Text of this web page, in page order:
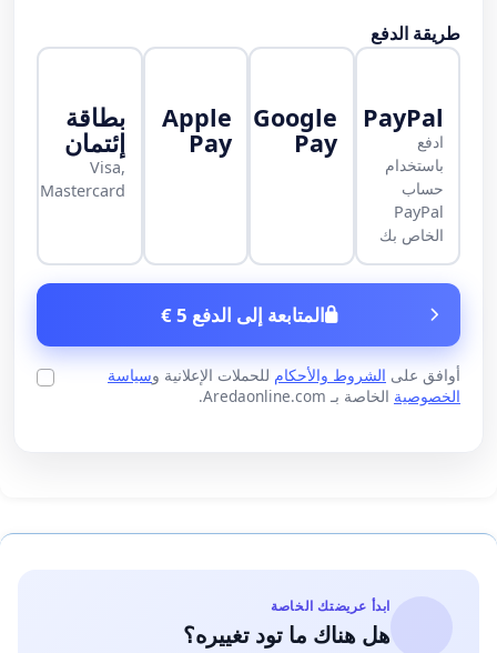
طريقة الدفع
PayPal
ادفع
باستخدام
حساب
PayPal
الخاص بك
Google
Pay
Apple
Pay
بطاقة
إئتمان
Visa,
Mastercard
المتابعة إلى الدفع 5 €
أوافق على الشروط والأحكام للحملات الإعلانية وسياسة
الخصوصية الخاصة بـ Aredaonline.com.
ابدأ عريضتك الخاصة
هل هناك ما تود تغييره؟